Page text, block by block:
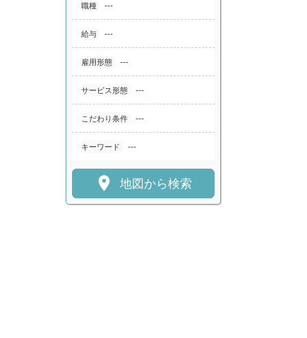
職種 ---
給与 ---
雇用形態 ---
サービス形態 ---
こだわり条件 ---
キーワード ---
 地図から検索